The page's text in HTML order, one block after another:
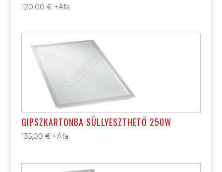
120,00 € +Áfa
GIPSZKARTONBA SÜLLYESZTHETŐ 250W
135,00 € +Áfa